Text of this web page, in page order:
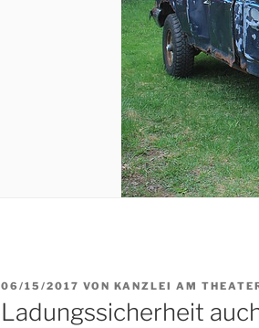
VERÖFFENTLICHT
AM
06/15/2017 VON KANZLEI AM
Ladungssicherheit